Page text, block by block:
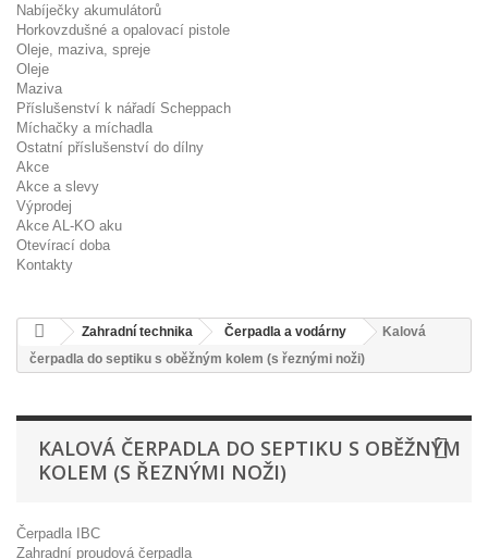
Nabíječky akumulátorů
Horkovzdušné a opalovací pistole
Oleje, maziva, spreje
Oleje
Maziva
Příslušenství k nářadí Scheppach
Míchačky a míchadla
Ostatní příslušenství do dílny
Akce
Akce a slevy
Výprodej
Akce AL-KO aku
Otevírací doba
Kontakty
Zahradní technika Čerpadla a vodárny
Kalová
čerpadla do septiku s oběžným kolem (s řeznými noži)
KALOVÁ ČERPADLA DO SEPTIKU S OBĚŽNÝM
KOLEM (S ŘEZNÝMI NOŽI)
Čerpadla IBC
Zahradní proudová čerpadla